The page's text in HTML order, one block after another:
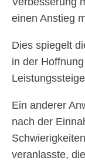
einen Anstieg
Dies spiegelt
in der
Ein anderer
nach der
veranlasste,